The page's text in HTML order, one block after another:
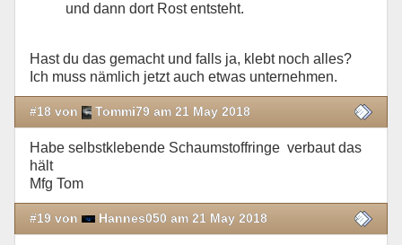
und dann dort Rost entsteht.
Hast du das gemacht und falls ja, klebt noch alles?
Ich muss nämlich jetzt auch etwas unternehmen.
#18 von Tommi79 am 21 May 2018
Habe selbstklebende Schaumstoffringe verbaut das
hält
Mfg Tom
#19 von Hannes050 am 21 May 2018